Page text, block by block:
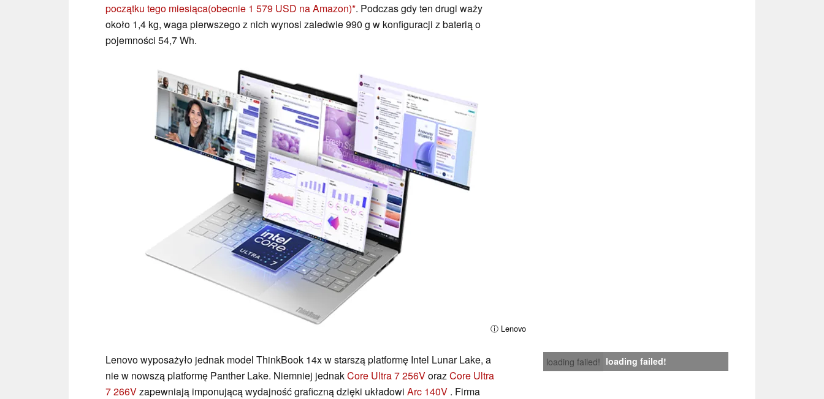
początku tego miesiąca(obecnie 1 579 USD na Amazon) . Podczas gdy ten drugi waży
około 1,4 kg, waga pierwszego z nich wynosi zaledwie 990 g w konfiguracji z baterią o
pojemności 54,7 Wh.
ⓘ Lenovo
loading failed! loading failed!
Lenovo wyposażyło jednak model ThinkBook 14x w starszą platformę Intel Lunar Lake, a
nie w nowszą platformę Panther Lake. Niemniej jednakCore Ultra 7 256VorazCore Ultra
7 266Vzapewniają imponującą wydajność graficzną dzięki układowi Arc 140V . Firma